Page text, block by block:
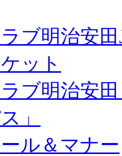
ブ明治安
ット
ブ明治安
」
ル＆マナー